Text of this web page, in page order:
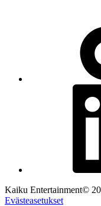
Kaiku Entertainment©
Evästeasetukset